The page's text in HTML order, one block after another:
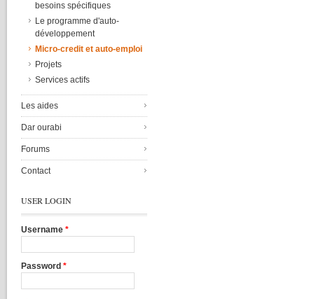
besoins spécifiques
Le programme d'auto-
développement
Micro-credit et auto-emploi
Projets
Services actifs
Les aides
Dar ourabi
Forums
Contact
USER LOGIN
Username *
Password *